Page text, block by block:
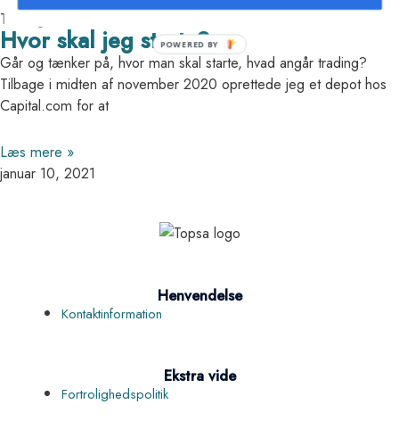
Trading
Hvor skal jeg starte?
Går og tænker på, hvor man skal starte, hvad angår trading?
Tilbage i midten af november 2020 oprettede jeg et depot hos
Capital.com for at
Læs mere »
januar 10, 2021
Henvendelse
Kontaktinformation
Ekstra vide
Fortrolighedspolitik
POWERED BY